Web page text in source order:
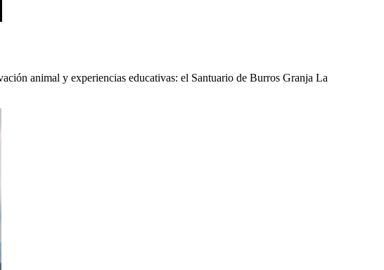
animal y experiencias educativas: el Santuario de Burros Granja La